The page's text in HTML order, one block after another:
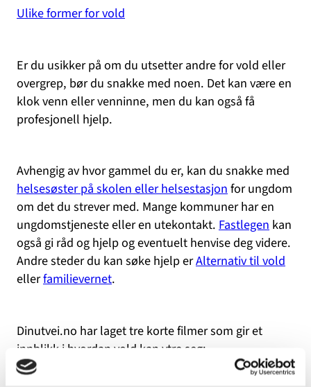
Ulike former for vold
Er du usikker på om du utsetter andre for vold eller
overgrep, bør du snakke med noen. Det kan være en
klok venn eller venninne, men du kan også få
profesjonell hjelp.
Avhengig av hvor gammel du er, kan du snakke med
helsesøster på skolen eller helsestasjonfor ungdom
om det du strever med. Mange kommuner har en
ungdomstjeneste eller en utekontakt.Fastlegenkan
også gi råd og hjelp og eventuelt henvise deg videre.
Andre steder du kan søke hjelp erAlternativ til vold
ellerfamilievernet.
Dinutvei.no har laget tre korte filmer som gir et
innblikk i hvordan vold kan ytre seg: